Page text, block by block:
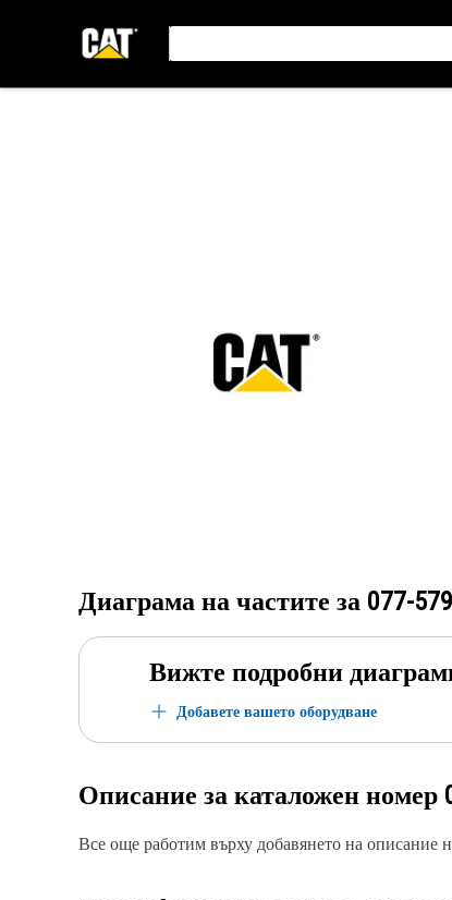
Диаграма на частите за 077-
Вижте подробни
Добавете вашето оборудване
Описание за каталожен номер
Все още работим върху добавянето на описание